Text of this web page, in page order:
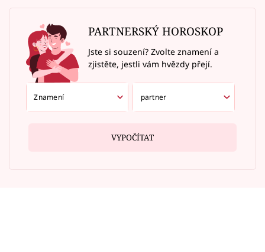
PARTNERSKÝ HOROSKOP
Jste si souzení? Zvolte znamení a
zjistěte, jestli vám hvězdy přejí.
VYPOČÍTAT